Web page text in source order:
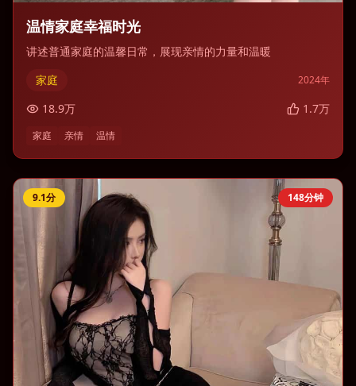
温情家庭幸福时光
讲述普通家庭的温馨日常，展现亲情的力量和温暖
家庭
2024年
18.9万 1.7万
家庭 亲情 温情
148分钟
9.1分